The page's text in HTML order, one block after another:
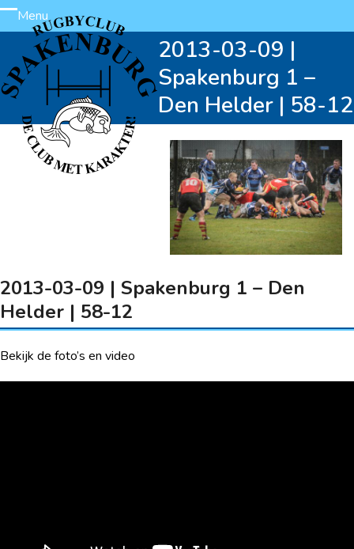
Skip
to
content
Menu
Open
mobile
menu
Close
mobile
menu
2013-03-09 |
Spakenburg 1 –
Den Helder | 58-12
2013-03-09 | Spakenburg 1 – Den
Helder | 58-12
Bekijk de foto’s en video